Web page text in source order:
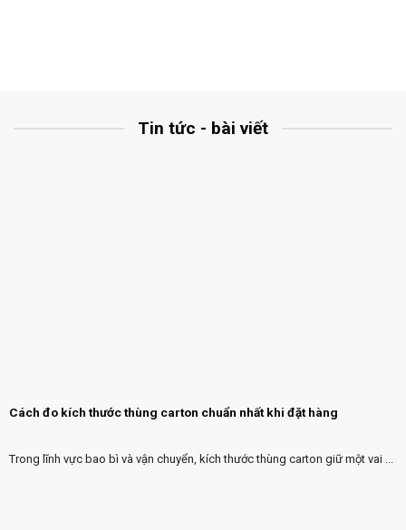
Tin tức - bài viết
Cách đo kích thước thùng carton chuẩn nhất khi đặt hàng
Trong lĩnh vực bao bì và vận chuyển, kích thước thùng carton giữ một vai ...